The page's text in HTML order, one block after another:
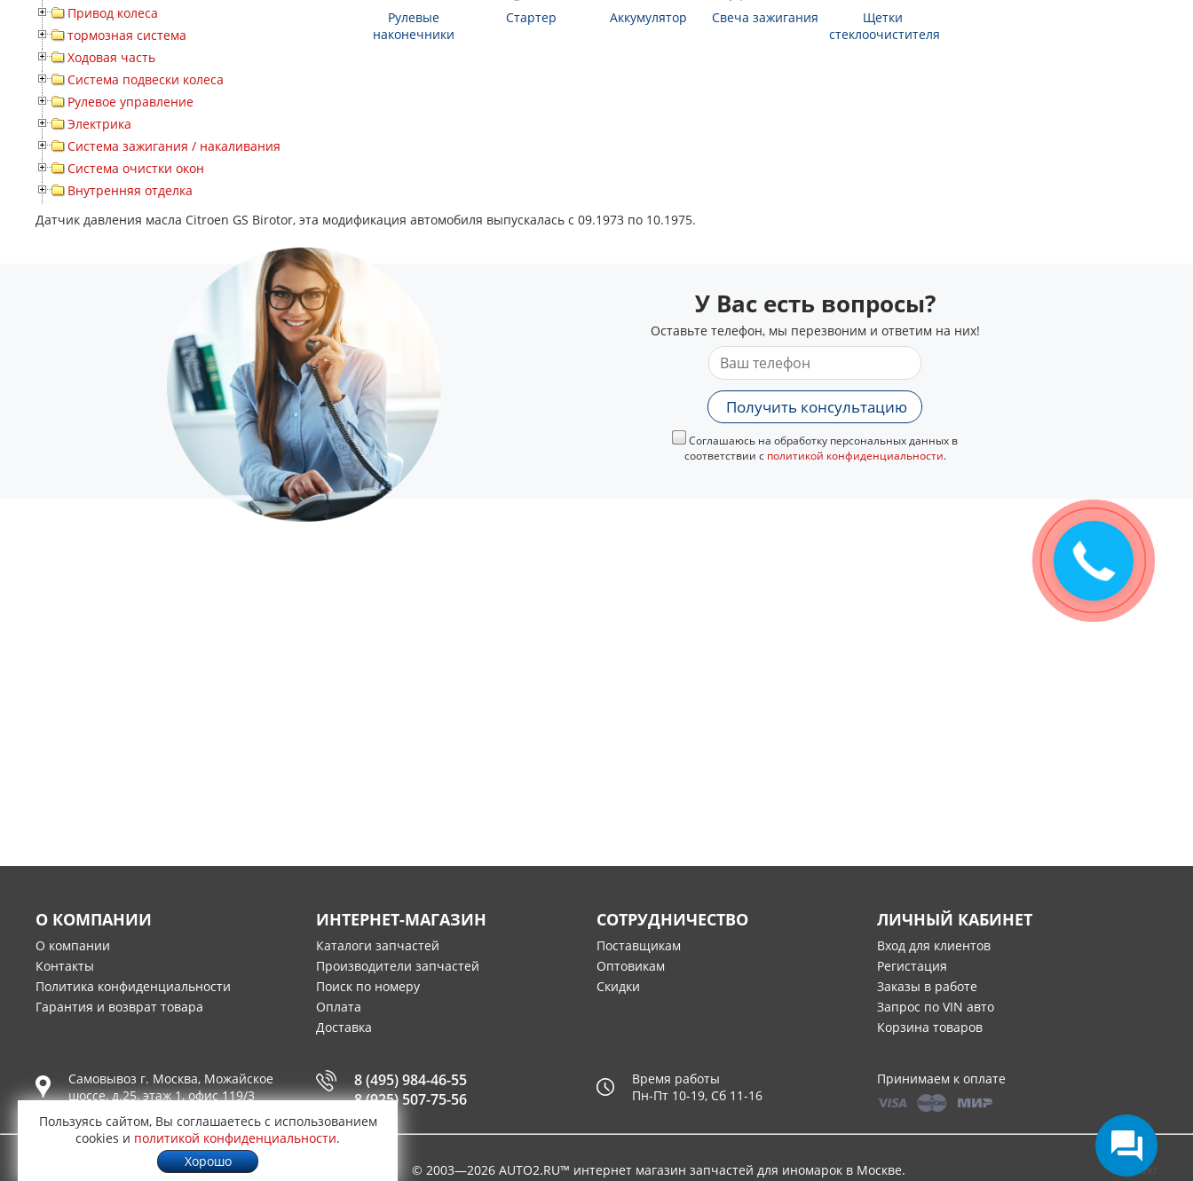
Привод колеса
тормозная система
Ходовая часть
Система подвески колеса
Рулевое управление
Электрика
Система зажигания / накаливания
Система очистки окон
Внутренняя отделка
Рулевые
наконечники
Стартер Аккумулятор Свеча зажигания
Щетки
стеклоочистителя
Датчик давления масла Citroen GS Birotor, эта модификация автомобиля выпускалась с 09.1973 по 10.1975.
У Вас есть вопросы?
Оставьте телефон, мы перезвоним и ответим на них!
Получить консультацию
Соглашаюсь на обработку персональных данных в
соответствии с политикой конфиденциальности.
О КОМПАНИИ
О компании
Контакты
Политика конфиденциальности
Гарантия и возврат товара
ИНТЕРНЕТ-МАГАЗИН
Каталоги запчастей
Производители запчастей
Поиск по номеру
Оплата
Доставка
СОТРУДНИЧЕСТВО
Поставщикам
Оптовикам
Скидки
ЛИЧНЫЙ КАБИНЕТ
Вход для клиентов
Регистация
Заказы в работе
Запрос по VIN авто
Корзина товаров
Самовывоз г. Москва, Можайское
шоссе, д.25, этаж 1, офис 119/3
8 (495) 984-46-55
8 (925) 507-75-56
Время работы
Пн-Пт 10-19, Сб 11-16
Принимаем к оплате
© 2003—2026 AUTO2.RU™ интернет магазин запчастей для иномарок в Москве. 0,4397
Пользуясь сайтом, Вы соглашаетесь с использованием
cookies и политикой конфиденциальности.
Хорошо
Закажите
звонок